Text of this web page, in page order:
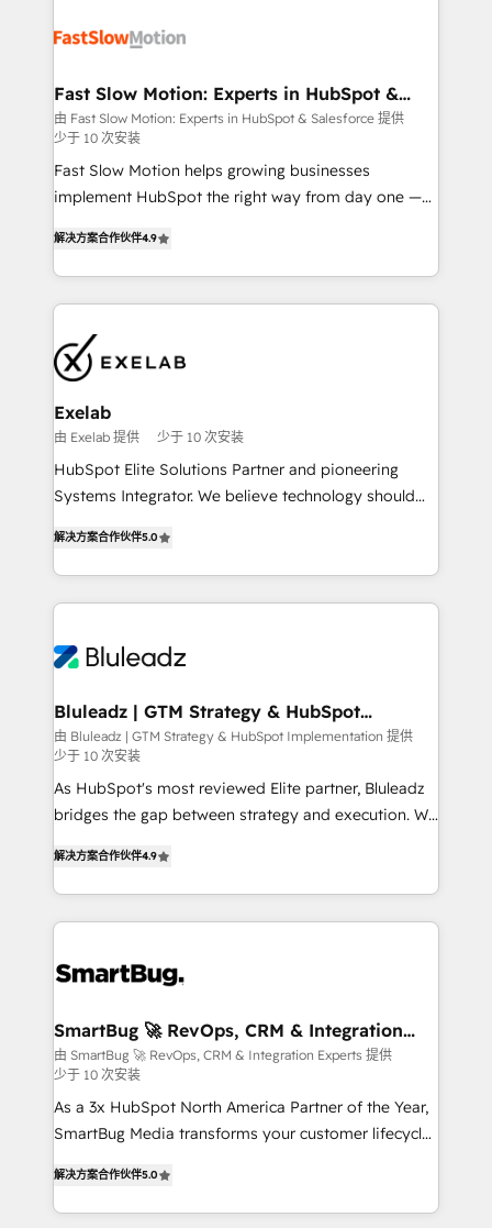
digitaweb.com
design, implement, and optimise HubSpot so it
services include: - Choosing the right HubSpot
package for your business - Full CRM, Marketing, and
Sales Hub implementations - Custom dashboards
and reporting - Workflow automation and data
clean-up - Sales enablement and team training -
Leeds and London, we partner with SMEs across the
UK who are ready to turn HubSpot into the growth
engine it’s meant to be.
Fast Slow Motion: Experts in HubSpot &
Salesforce
由 Fast Slow Motion: Experts in HubSpot & Salesforce 提供
少于 10 次安装
Fast Slow Motion helps growing businesses
implement HubSpot the right way from day one —
Highly certified in both HubSpot and Salesforce, we
bring deep experience in CRM implementation,
integrations, and data migration across modern
market and enterprise organizations, our team
combines strong technical execution with real
business perspective. Many of our consultants have
scaled businesses themselves, giving us a practical
understanding of what owners and operators need
as their systems, data, and processes evolve. Since
range of industries, including healthcare, software,
B2B services, manufacturing, financial services and
on delivering clean, scalable, AI-ready systems that
create long-term value and a consistently strong
解决方案合作伙伴4.9
Exelab
由 Exelab 提供 少于 10 次安装
HubSpot Elite Solutions Partner and pioneering
Systems Integrator. We believe technology should
Every engagement begins with clear objectives,
customer journey mapping, and measurable KPIs.
Only then we architect solutions. The question is
outcomes to deliver. -SYSTEM INTEGRATION-
make HubSpot the operational hub, integrated with
SAP, Microsoft Dynamics, custom ERPs, and any
enterprise platform. Proprietary apps extend
HubSpot beyond standard configurations. -AI-
FIRST- AI across customer-facing operations to
unlock efficiency at scale. From predictive
intelligence to conversational AI, we turn data into
action and automation into competitive advantage.
accreditations
解决方案合作伙伴5.0
Bluleadz | GTM Strategy & HubSpot
Implementation
由 Bluleadz | GTM Strategy & HubSpot Implementation 提供
少于 10 次安装
As HubSpot's most reviewed Elite partner, Bluleadz
bridges the gap between strategy and execution. We
Operating System (GTM OS) to align your leadership
and engineer a portal that drives predictable
revenue velocity. 🚀 GTM Strategy & Alignment
stalling growth. Fix your ICP, Math, and Story to stop
Scalable Architecture: Zero-technical-debt setup
across all Hubs, validated by our 7 HubSpot
Accreditations. AI-Powered RevOps: Breeze AI,
custom AI agents, and high-integrity migrations for
total reporting clarity. Security & Compliance: SOC 2
security. 🏆 Why Bluleadz? GTM OS Partner | 16+
Years Experience | 1,000+ Five-Star Reviews
解决方案合作伙伴4.9
SmartBug 🚀 RevOps, CRM & Integration
Experts
由 SmartBug 🚀 RevOps, CRM & Integration Experts 提供
少于 10 次安装
As a 3x HubSpot North America Partner of the Year,
SmartBug Media transforms your customer lifecycle
includes specialized divisions Globalia (AI &
Software) and Point Success Media (Paid Media),
解决方案合作伙伴5.0